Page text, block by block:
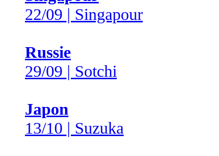
22/09 | Singapour
Russie
29/09 | Sotchi
Japon
13/10 | Suzuka